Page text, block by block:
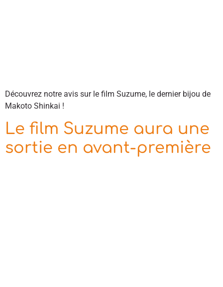
Découvrez notre avis sur le film Suzume, le dernier bijou de
Makoto Shinkai !
Le film Suzume aura une
sortie en avant-première